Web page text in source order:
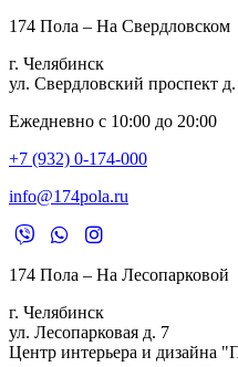
174 Пола – На Свердловском
г. Челябинск
ул. Свердловский проспект
Ежедневно с 10:00 до 20:00
+7 (932) 0-174-000
info@174pola.ru
174 Пола – На Лесопарковой
г. Челябинск
ул. Лесопарковая д. 7
Центр интерьера и дизайна